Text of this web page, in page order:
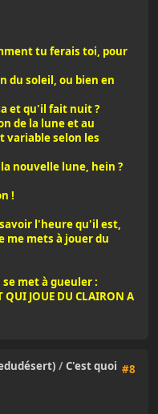
tu ferais toi, pour
du soleil, ou bien en
et qu'il fait nuit ?
de la lune et au
variable selon les
nouvelle lune, hein ?
!
l'heure qu'il est,
me mets à jouer du
met à gueuler :
JOUE DU CLAIRON A
#8
/C'est quoi